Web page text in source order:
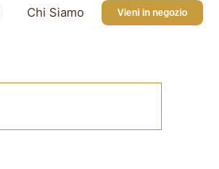
Chi Siamo Vieni in negozio